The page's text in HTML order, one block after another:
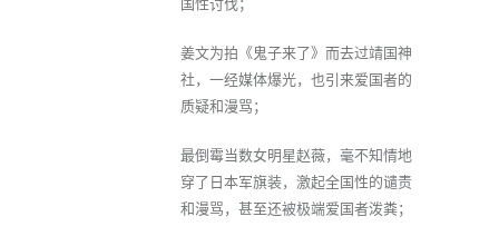
姜文为拍《鬼子来了》而去过靖国神
社，一经媒体爆光，也引来爱国者的
质疑和漫骂；
最倒霉当数女明星赵薇，毫不知情地
穿了日本军旗装，激起全国性的谴责
和漫骂，甚至还被极端爱国者泼粪；